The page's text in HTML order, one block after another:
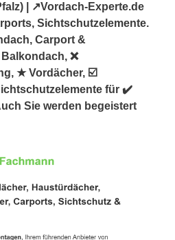
| ↗️Vordach-Experte.de
Sichtschutzelemente.
Carport &
❌
★ Vordächer, ☑️
für ✔️
Sie werden begeistert